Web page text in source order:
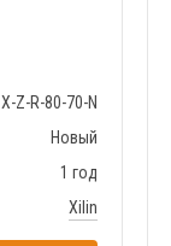
X-Z-R-80-70-N
Новый
1 год
Xilin